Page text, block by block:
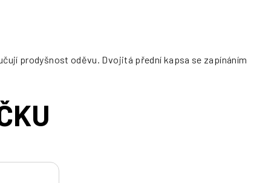
prodyšnost oděvu. Dvojitá přední kapsa se zapínáním